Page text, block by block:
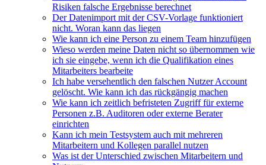
Risiken falsche Ergebnisse berechnet
Der Datenimport mit der CSV-Vorlage funktioniert
nicht. Woran kann das liegen
Wie kann ich eine Person zu einem Team hinzufügen
Wieso werden meine Daten nicht so übernommen wie
ich sie eingebe, wenn ich die Qualifikation eines
Mitarbeiters bearbeite
Ich habe versehentlich den falschen Nutzer Account
gelöscht. Wie kann ich das rückgängig machen
Wie kann ich zeitlich befristeten Zugriff für externe
Personen z.B. Auditoren oder externe Berater
einrichten
Kann ich mein Testsystem auch mit mehreren
Mitarbeitern und Kollegen parallel nutzen
Was ist der Unterschied zwischen Mitarbeitern und